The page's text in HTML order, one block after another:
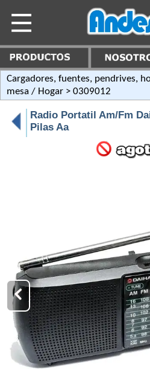
Cargadores, fuentes, pendrives,
mesa / Hogar > 0309012
Radio Portatil Am/Fm
Pilas Aa